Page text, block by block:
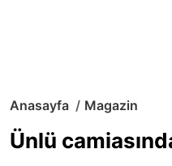
Anasayfa Magazin
Ünlü